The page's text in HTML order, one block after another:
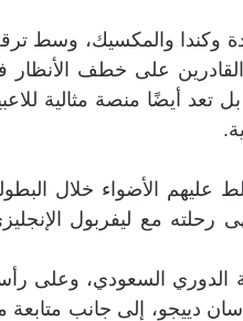
2026 في الولايات المتحدة وكندا والمكسيك، وسط
على خطف الأنظار
أيضًا منصة مثالية
الأضواء خلال
مع ليفربول
الدوري السعودي، وعلى
سان دييجو، إلى جانب متابعة